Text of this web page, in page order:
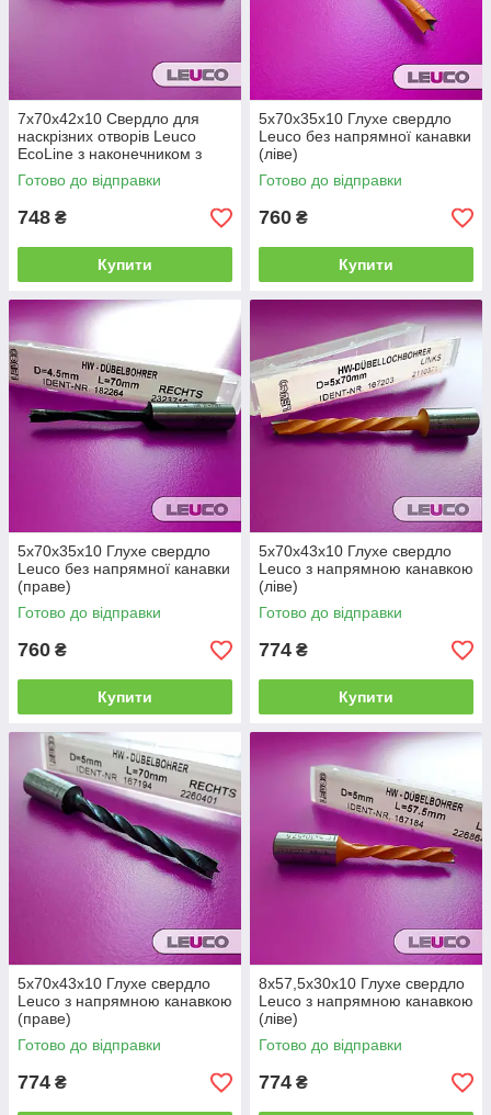
7x70x42x10 Свердло для
наскрізних отворів Leuco
EcoLine з наконечником з
твердого сплаву, (ліве)
Готово до відправки
748 ₴
Купити
5x70x35x10 Глухе свердло
Leuco без напрямної канавки
(ліве)
Готово до відправки
760 ₴
Купити
5x70x35x10 Глухе свердло
Leuco без напрямної канавки
(праве)
Готово до відправки
760 ₴
Купити
5x70x43x10 Глухе свердло
Leuco з напрямною канавкою
(ліве)
Готово до відправки
774 ₴
Купити
5x70x43x10 Глухе свердло
Leuco з напрямною канавкою
(праве)
Готово до відправки
774 ₴
8x57,5x30x10 Глухе свердло
Leuco з напрямною канавкою
(ліве)
Готово до відправки
774 ₴